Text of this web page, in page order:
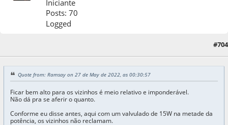
Iniciante
Posts: 70
Logged
#704
Quote from: Ramsay on 27 de May de 2022, as 00:30:57
Ficar bem alto para os vizinhos é meio relativo e imponderável.
Não dá pra se aferir o quanto.
Conforme eu disse antes, aqui com um valvulado de 15W na metade da
potência, os vizinhos não reclamam.